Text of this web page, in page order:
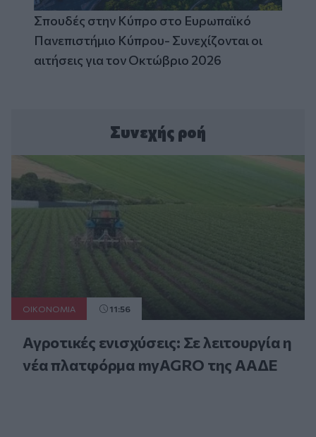
Σπουδές στην Κύπρο στο Ευρωπαϊκό
Πανεπιστήμιο Κύπρου- Συνεχίζονται οι
αιτήσεις για τον Οκτώβριο 2026
Συνεχής ροή
ΟΙΚΟΝΟΜΙΑ 11:56
Αγροτικές ενισχύσεις: Σε λειτουργία η
νέα πλατφόρμα myAGRO της ΑΑΔΕ